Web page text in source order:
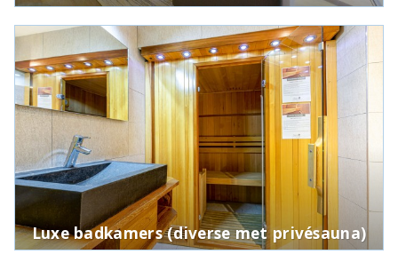
Luxe badkamers (diverse met privésauna)